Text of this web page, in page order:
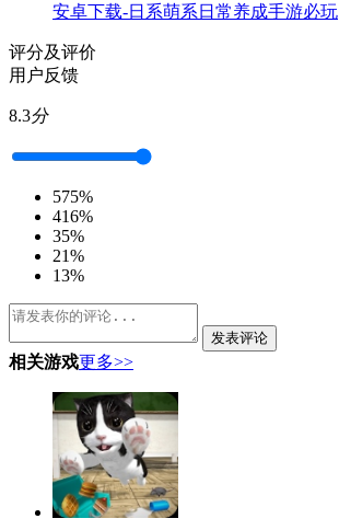
安卓下载-日系萌系日常养成手游必玩
评分及评价
用户反馈
8.3分
575%
416%
35%
21%
13%
发表评论
相关游戏更多>>